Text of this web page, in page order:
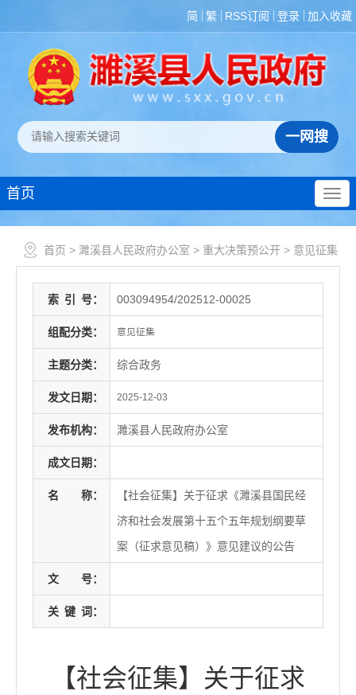
简 繁 RSS订阅 登录 加入收藏
首页
首页 > 濉溪县人民政府办公室 > 重大决策预公开 > 意见征集
索 引 号： 003094954/202512-00025
组配分类： 意见征集
主题分类： 综合政务
发文日期： 2025-12-03
发布机构： 濉溪县人民政府办公室
成文日期：
名 称：
【社会征集】关于征求《濉溪县国民经
济和社会发展第十五个五年规划纲要草
案（征求意见稿）》意见建议的公告
文 号：
关 键 词：
【社会征集】关于征求